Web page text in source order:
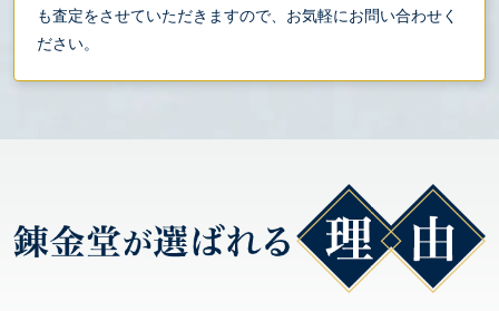
も査定をさせていただきますので、お気軽にお問い合わせく
ださい。